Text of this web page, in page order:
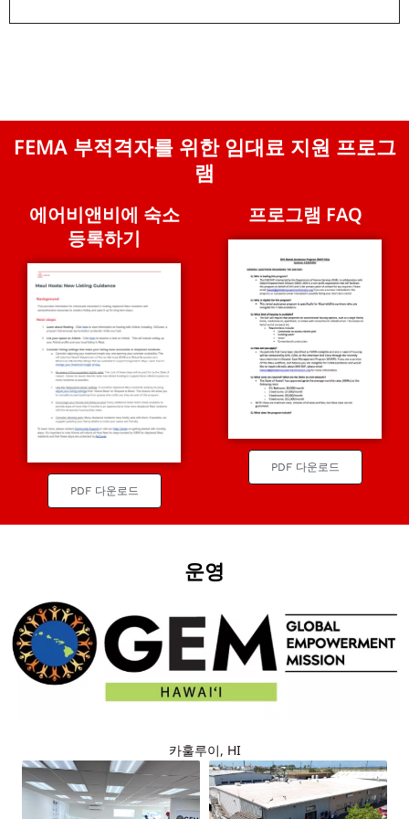
FEMA 부적격자를 위한 임대료 지원 프로그
램
에어비앤비에 숙소
등록하기
PDF 다운로드
프로그램 FAQ
PDF 다운로드
운영
카훌루이, HI